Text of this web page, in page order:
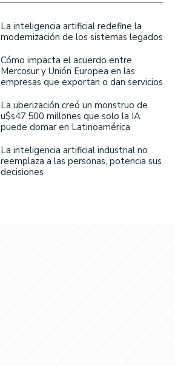
La inteligencia artificial redefine la
modernización de los sistemas legados
Cómo impacta el acuerdo entre
Mercosur y Unión Europea en las
empresas que exportan o dan servicios
La uberización creó un monstruo de
u$s47.500 millones que solo la IA
puede domar en Latinoamérica
La inteligencia artificial industrial no
reemplaza a las personas, potencia sus
decisiones